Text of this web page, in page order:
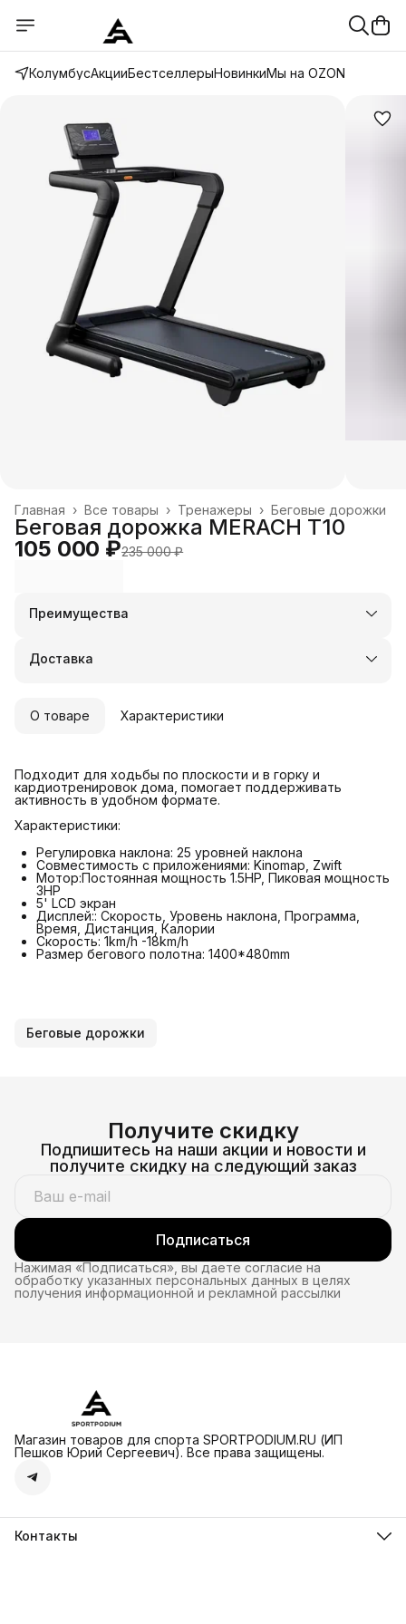
КолумбусАкцииБестселлерыНовинкиМы на OZON
Беговые дорожки
Тренажеры ›
Все товары ›
Главная ›
Беговая дорожка MERACH T10
105 000 ₽235 000 ₽
Преимущества
Оплата частями в Сплит
Удобный возврат
Доставка
О товаре Характеристики
Подходит для ходьбы по плоскости и в горку и
кардиотренировок дома, помогает поддерживать
активность в удобном формате.
Характеристики:
Регулировка наклона: 25 уровней наклона
Совместимость с приложениями: Kinomap, Zwift
Мотор:Постоянная мощность 1.5HP, Пиковая мощность
3HP
5' LCD экран
Дисплей:: Скорость, Уровень наклона, Программа,
Время, Дистанция, Калории
Скорость: 1km/h -18km/h
Размер бегового полотна: 1400*480mm
Беговые дорожки
Получите скидку
Подпишитесь на наши акции и новости и
получите скидку на следующий заказ
Подписаться
Нажимая «Подписаться», вы даете согласие на
обработку указанных персональных данных в целях
получения информационной и рекламной рассылки
Магазин товаров для спорта SPORTPODIUM.RU (ИП
Пешков Юрий Сергеевич). Все права защищены.
Контакты